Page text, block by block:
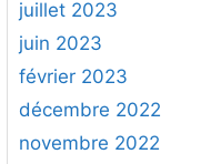
juillet 2023
juin 2023
février 2023
décembre 2022
novembre 2022